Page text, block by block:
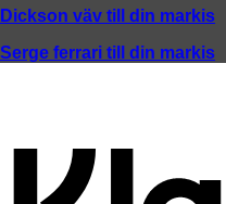
Dickson väv till din markis
Serge ferrari till din markis